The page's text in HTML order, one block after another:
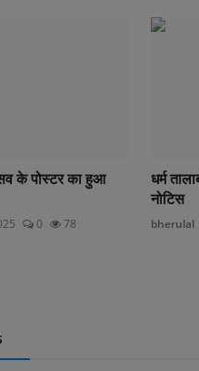
के पोस्टर का हुआ
0 78
धर्म
नोटिस
bherulal